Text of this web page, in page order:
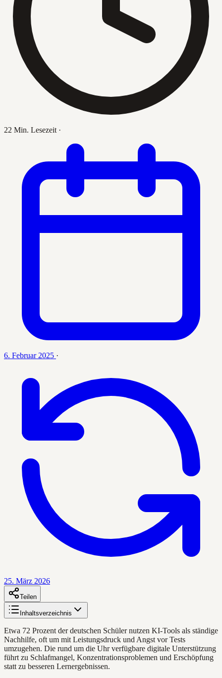
22 Min. Lesezeit ·
6. Februar 2025 ·
25. März 2026
Teilen
Inhaltsverzeichnis
Etwa 72 Prozent der deutschen Schüler nutzen KI-Tools als ständige
Nachhilfe, oft um mit Leistungsdruck und Angst vor Tests
umzugehen. Die rund um die Uhr verfügbare digitale Unterstützung
führt zu Schlafmangel, Konzentrationsproblemen und Erschöpfung
statt zu besseren Lernergebnissen.